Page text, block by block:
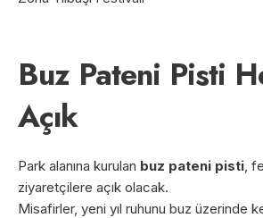
Buz Pateni Pisti
Açık
Park alanına kurulan buz pateni pisti,
ziyaretçilere açık olacak.
Misafirler, yeni yıl ruhunu buz üzerinde